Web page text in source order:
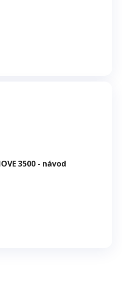
3500 - návod